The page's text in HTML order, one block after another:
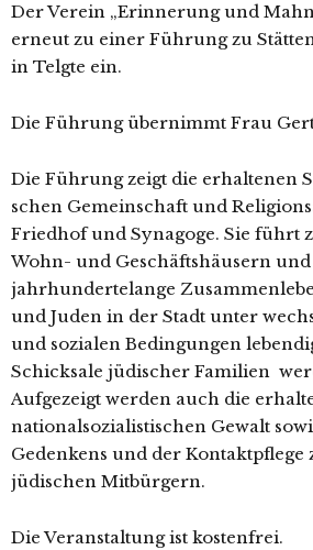
Der Verein „Erinnerung und
erneut zu einer Führung zu
in Telgte ein.
Die Führung über­nimmt Frau
Die Führung zeigt die erhal­te­nen
schen Gemeinschaft und
Friedhof und Synagoge. Sie führt
Wohn- und Geschäftshäusern und
jahr­hun­der­te­lan­ge
und Juden in der Stadt unter
und sozia­len Bedingungen
Schicksale jüdi­scher Familien
Aufgezeigt wer­den auch die
natio­nal­so­zia­lis­ti­schen Gewalt
Gedenkens und der Kontaktpflege
jüdi­schen Mitbürgern.
Die Veranstaltung ist kostenfrei.